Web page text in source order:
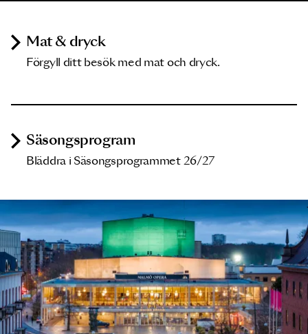
Mat & dryck
Förgyll ditt besök med mat och dryck.
Säsongsprogram
Bläddra i Säsongsprogrammet 26/27